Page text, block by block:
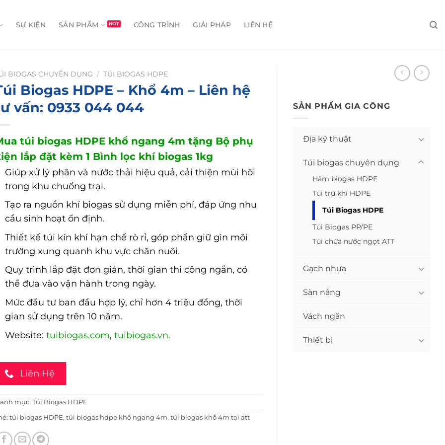
SỰ KIỆN SẢN PHẨM CÔNG TRÌNH GIẢI PHÁP LIÊN HỆ
SẢN PHẨM GIA CÔNG
Địa kỹ thuật
Túi biogas chuyên dụng
Hầm biogas HDPE
Túi trữ khí HDPE
Túi Biogas HDPE
Túi Biogas PP/PE
Túi chứa nước ngọt ATT
Gạch nhựa
Sàn nâng
Vách ngăn
Thiết bị
BIOGAS CHUYÊN DỤNG / TÚI BIOGAS HDPE
Biogas HDPE – Khổ 4m – Liên hệ
vấn: 0933 044 044
túi biogas HDPE khổ ngang 4m tặng Bộ phụ
lắp đặt kèm 1 Bình lọc khí biogas 1kg
Giúp xử lý phân và nước thải hiệu quả, cải thiện mùi hôi
trong khu chuồng trại.
Tạo ra nguồn khí biogas sử dụng miễn phí, đáp ứng nhu
cầu sinh hoạt ổn định.
Thiết kế túi kín khí hạn chế rò rỉ, góp phần giữ gìn môi
trường xung quanh khu vực chăn nuôi.
Quy trình lắp đặt đơn giản, thời gian thi công ngắn, có
thể đưa vào vận hành trong ngày.
Mức đầu tư ban đầu hợp lý, chỉ hơn 4 triệu đồng, thời
gian sử dụng trên 10 năm.
Website: tuibiogas.com, tuibiogas.vn.
Liên Hệ
mục:Túi Biogas HDPE
túi biogas HDPE,túi biogas hdpe khổ ngang 4m,túi biogas khổ 4m tại att